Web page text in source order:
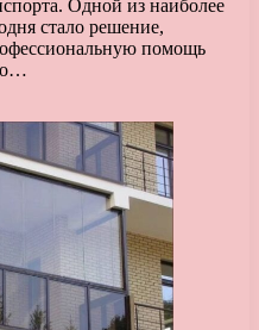
Одной из наиболее
стало решение,
помощь
о…